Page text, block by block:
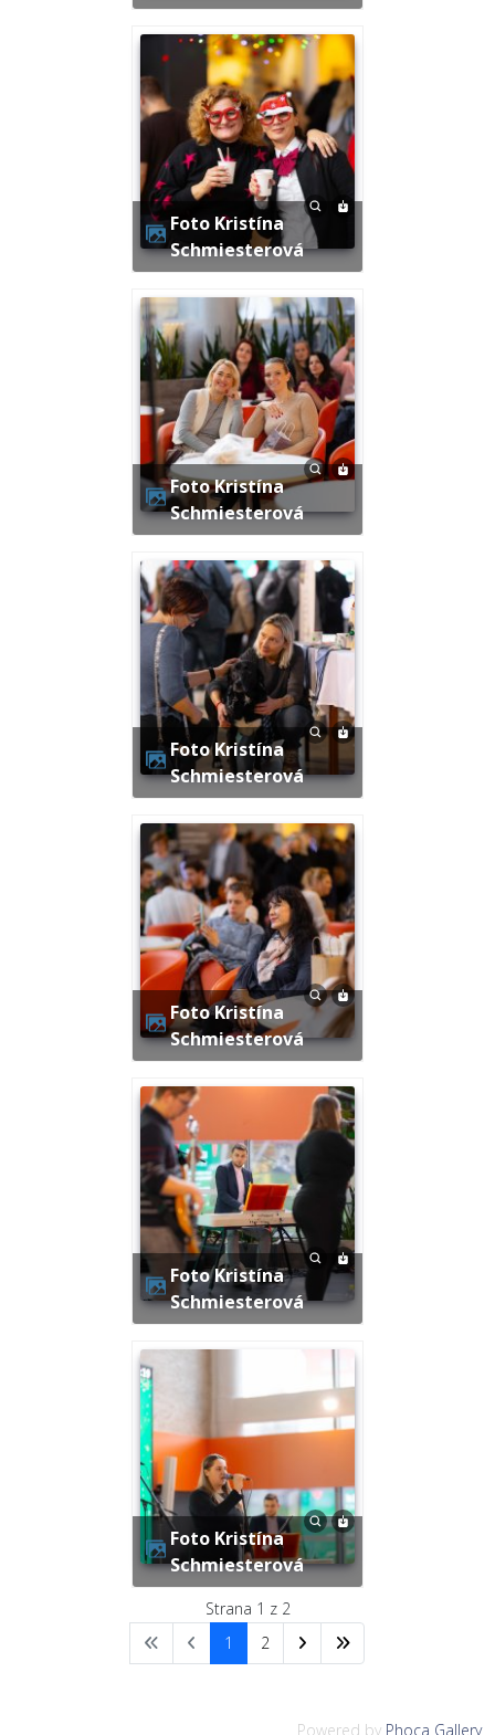
Foto Kristína
Schmiesterová
Foto Kristína
Schmiesterová
Foto Kristína
Schmiesterová
Foto Kristína
Schmiesterová
Foto Kristína
Schmiesterová
Foto Kristína
Schmiesterová
Strana 1 z 2
1
2
Powered by Phoca Gallery